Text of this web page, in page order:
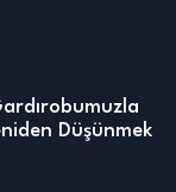
Düşünmek